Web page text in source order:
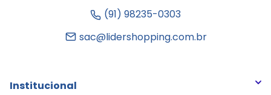
(91) 98235-0303
sac@lidershopping.com.br
Institucional